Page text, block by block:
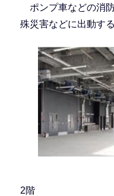
ポンプ車などの消
殊災害などに出動す
2階